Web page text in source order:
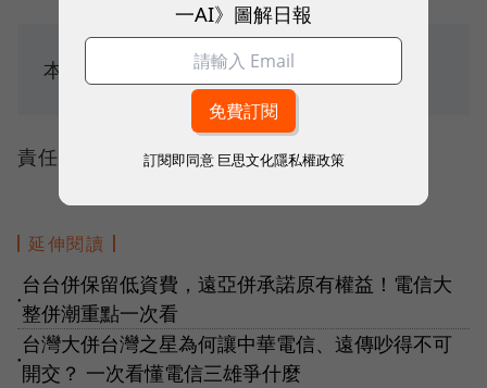
本篇不提供合作夥伴轉載使用
責任編輯：林美欣
延伸閱讀
●
台台併保留低資費，遠亞併承諾原有權益！電信大
整併潮重點一次看
●
台灣大併台灣之星為何讓中華電信、遠傳吵得不可
開交？ 一次看懂電信三雄爭什麼
一AI》圖解日報
訂閱即同意 巨思文化隱私權政策